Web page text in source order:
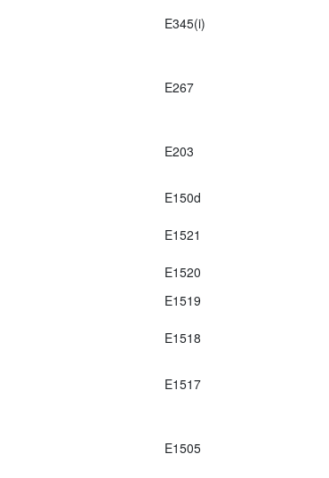
E345(i)
E267
E203
E150d
E1521
E1520
E1519
E1518
E1517
E1505